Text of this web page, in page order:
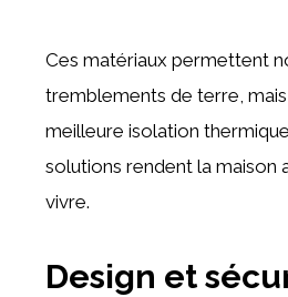
Ces matériaux permettent
tremblements de terre, mais
meilleure isolation
solutions rendent la maison
vivre.
Design et